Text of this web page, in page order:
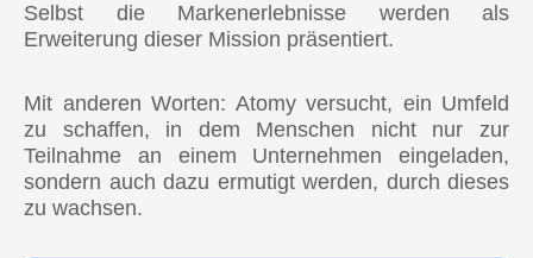
Selbst die Markenerlebnisse werden als
Erweiterung dieser Mission präsentiert.
Mit anderen Worten: Atomy versucht, ein Umfeld
zu schaffen, in dem Menschen nicht nur zur
Teilnahme an einem Unternehmen eingeladen,
sondern auch dazu ermutigt werden, durch dieses
zu wachsen.